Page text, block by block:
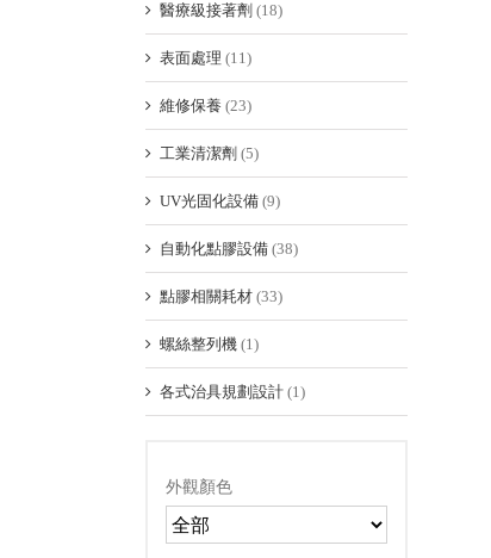
醫療級接著劑 (18)
表面處理 (11)
維修保養 (23)
工業清潔劑 (5)
UV光固化設備 (9)
自動化點膠設備 (38)
點膠相關耗材 (33)
螺絲整列機 (1)
各式治具規劃設計 (1)
外觀顏色